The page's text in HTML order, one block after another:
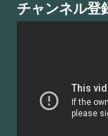
チャンネル登